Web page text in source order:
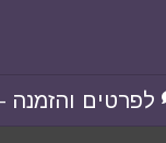
לפרטים והזמנה